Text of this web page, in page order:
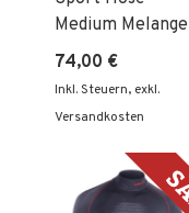
Medium Melange
74,00 €
Inkl. Steuern, exkl.
Versandkosten